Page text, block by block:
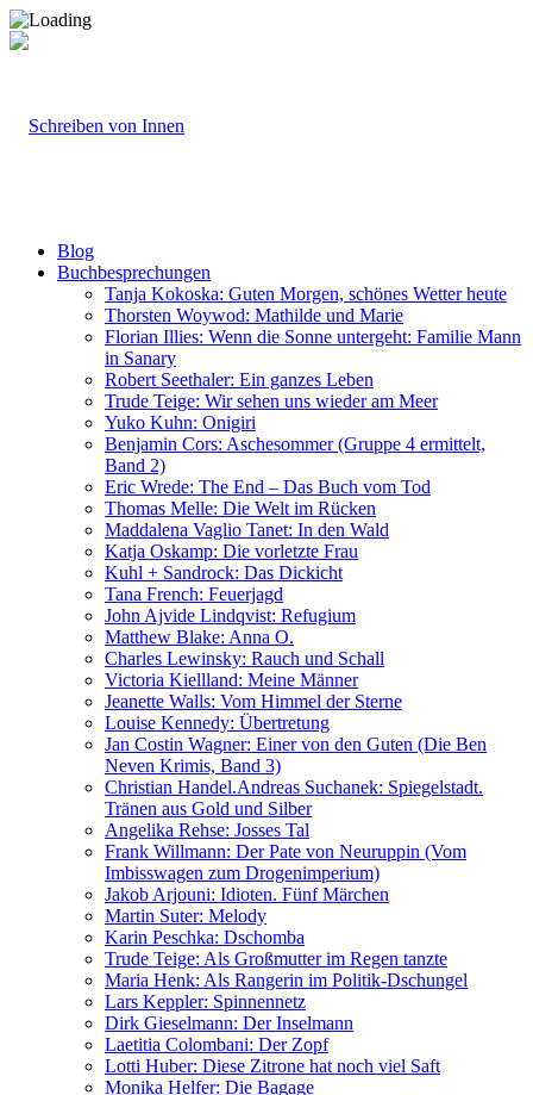
Blog
Buchbesprechungen
Tanja Kokoska: Guten Morgen, schönes Wetter heute
Thorsten Woywod: Mathilde und Marie
Florian Illies: Wenn die Sonne untergeht: Familie Mann
in Sanary
Robert Seethaler: Ein ganzes Leben
Trude Teige: Wir sehen uns wieder am Meer
Yuko Kuhn: Onigiri
Benjamin Cors: Aschesommer (Gruppe 4 ermittelt,
Band 2)
Eric Wrede: The End – Das Buch vom Tod
Thomas Melle: Die Welt im Rücken
Maddalena Vaglio Tanet: In den Wald
Katja Oskamp: Die vorletzte Frau
Kuhl + Sandrock: Das Dickicht
Tana French: Feuerjagd
John Ajvide Lindqvist: Refugium
Matthew Blake: Anna O.
Charles Lewinsky: Rauch und Schall
Victoria Kiellland: Meine Männer
Jeanette Walls: Vom Himmel der Sterne
Louise Kennedy: Übertretung
Jan Costin Wagner: Einer von den Guten (Die Ben
Neven Krimis, Band 3)
Christian Handel.Andreas Suchanek: Spiegelstadt.
Tränen aus Gold und Silber
Angelika Rehse: Josses Tal
Frank Willmann: Der Pate von Neuruppin (Vom
Imbisswagen zum Drogenimperium)
Jakob Arjouni: Idioten. Fünf Märchen
Martin Suter: Melody
Karin Peschka: Dschomba
Trude Teige: Als Großmutter im Regen tanzte
Maria Henk: Als Rangerin im Politik-Dschungel
Lars Keppler: Spinnennetz
Dirk Gieselmann: Der Inselmann
Laetitia Colombani: Der Zopf
Lotti Huber: Diese Zitrone hat noch viel Saft
Monika Helfer: Die Bagage